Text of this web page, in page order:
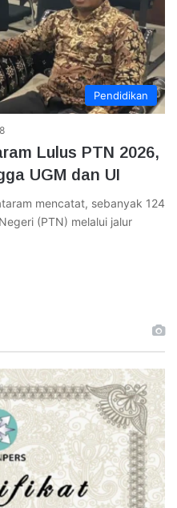
Pendidikan
Lulus PTN 2026,
UGM dan UI
mencatat, sebanyak 124
(PTN) melalui jalur